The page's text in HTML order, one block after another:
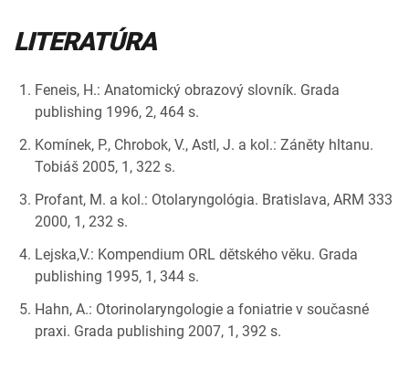
LITERATÚRA
Feneis, H.: Anatomický obrazový slovník. Grada
publishing 1996, 2, 464 s.
Komínek, P., Chrobok, V., Astl, J. a kol.: Záněty hltanu.
Tobiáš 2005, 1, 322 s.
Profant, M. a kol.: Otolaryngológia. Bratislava, ARM 333
2000, 1, 232 s.
Lejska,V.: Kompendium ORL dětského věku. Grada
publishing 1995, 1, 344 s.
Hahn, A.: Otorinolaryngologie a foniatrie v současné
praxi. Grada publishing 2007, 1, 392 s.